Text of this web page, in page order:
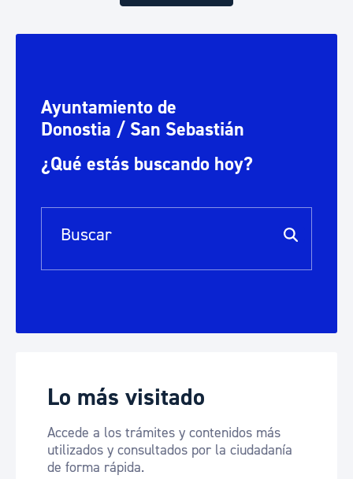
Ayuntamiento de
Donostia / San Sebastián
¿Qué estás buscando hoy?
Barra de búsqueda
Lo más visitado
Accede a los trámites y contenidos más
utilizados y consultados por la ciudadanía
de forma rápida.